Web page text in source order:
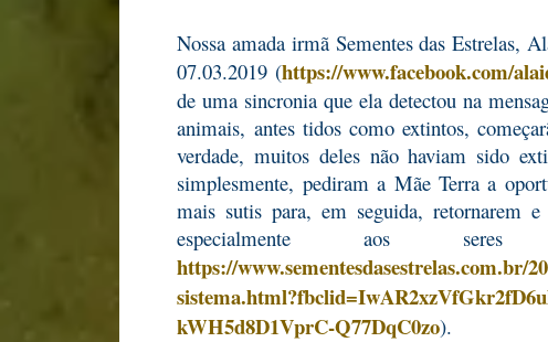
Nossa amada irmã Sementes das Estrelas,
07.03.2019 (https://www.facebook.com/
de uma sincronia que ela detectou na
animais, antes tidos como extintos,
verdade, muitos deles não haviam sido
simplesmente, pediram a Mãe Terra a
mais sutis para, em seguida, retornarem
especialmente aos
https://www.sementesdasestrelas.com.br/
kWH5d8D1VprC-Q77DqC0zo).